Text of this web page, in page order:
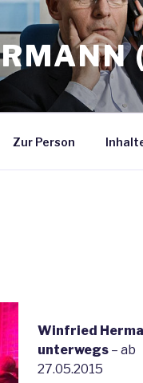
Zur Person
Winfried
unterwegs – ab
27.05.2015